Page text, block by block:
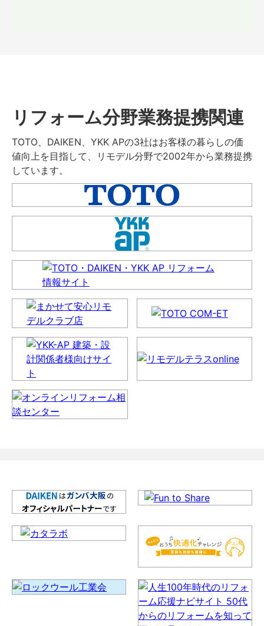
リフォーム分野業務提携関連
TOTO、DAIKEN、YKK APの3社はお客様の暮らしの価
値向上を目指して、リモデル分野で2002年から業務提携
しています。